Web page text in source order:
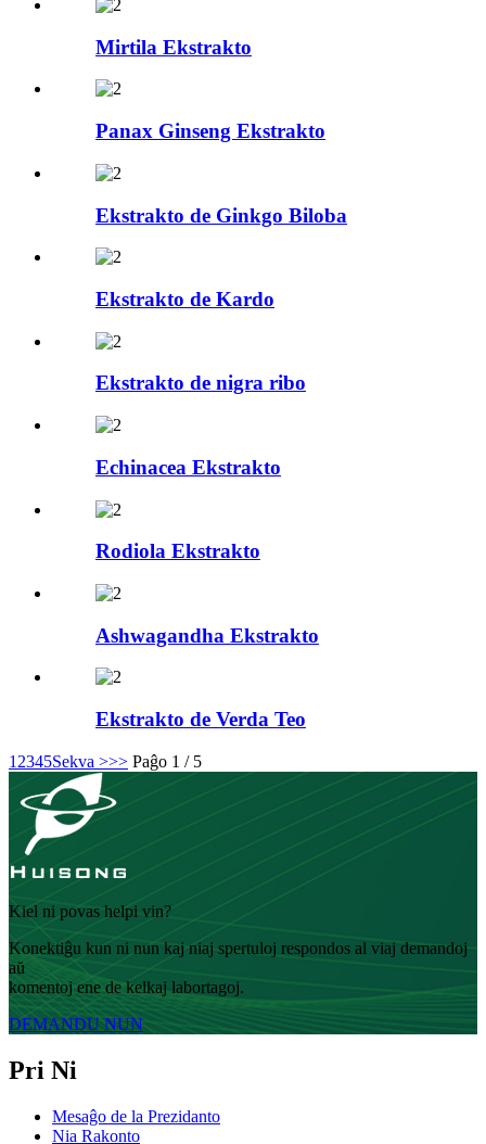
Mirtila Ekstrakto
Panax Ginseng Ekstrakto
Ekstrakto de Ginkgo Biloba
Ekstrakto de Kardo
Ekstrakto de nigra ribo
Echinacea Ekstrakto
Rodiola Ekstrakto
Ashwagandha Ekstrakto
Ekstrakto de Verda Teo
1 2345Sekva >>> Paĝo 1 / 5
Kiel ni povas helpi vin?
Konektiĝu kun ni nun kaj niaj spertuloj respondos al viaj demandoj
aŭ
komentoj ene de kelkaj labortagoj.
DEMANDU NUN
Pri Ni
Mesaĝo de la Prezidanto
Nia Rakonto